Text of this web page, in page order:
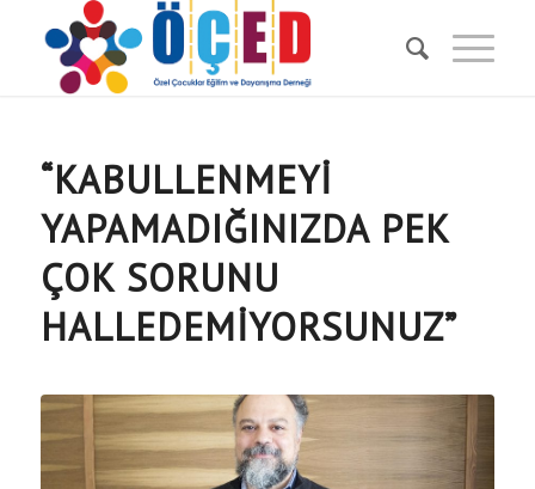
“KABULLENMEYI
YAPAMADIĞINIZDA PEK
ÇOK SORUNU
HALLEDEMIYORSUNUZ”